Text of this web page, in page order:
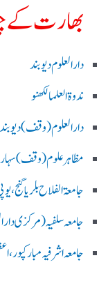
بھارت کے
دارالعلوم دیوبند
ندوۃالعلما لکھنو
دارالعلوم (وقف)دیوبند
مظاہرعلوم
جامعۃ الفلاح
جامعہ سلفیہ(مرکزی
جامعہ اشرفیہ